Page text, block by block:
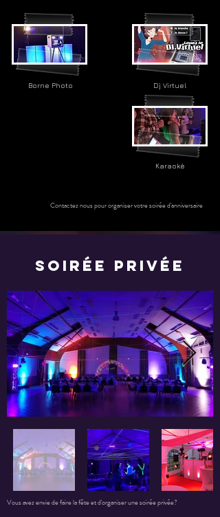
Dj Virtuel
Borne Photo
Karaoké
Contactez nous pour organiser votre soirée d'anniversaire
Soirée privée
Vous avez envie de faire la fête et d'organiser une soirée privée?